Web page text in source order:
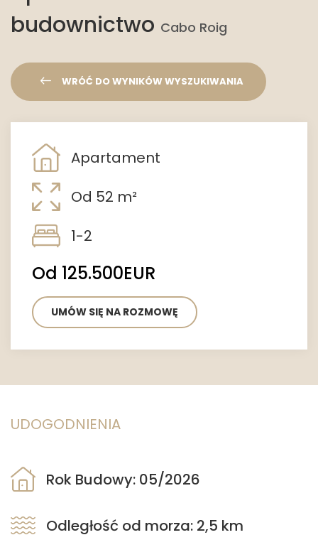
budownictwo Cabo Roig
WRÓĆ DO WYNIKÓW WYSZUKIWANIA
Apartament
Od 52 m²
1-2
Od 125.500EUR
UMÓW SIĘ NA ROZMOWĘ
UDOGODNIENIA
Rok Budowy: 05/2026
Odległość od morza: 2,5 km